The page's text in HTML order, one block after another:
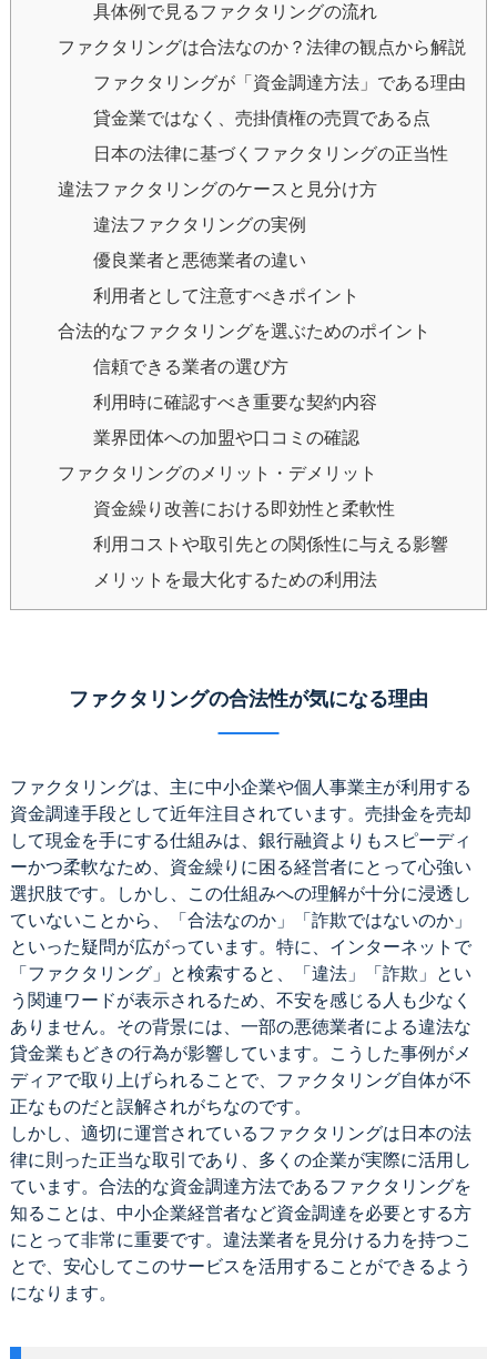
具体例で見るファクタリングの流れ
ファクタリングは合法なのか？法律の観点から解説
ファクタリングが「資金調達方法」である理由
貸金業ではなく、売掛債権の売買である点
日本の法律に基づくファクタリングの正当性
違法ファクタリングのケースと見分け方
違法ファクタリングの実例
優良業者と悪徳業者の違い
利用者として注意すべきポイント
合法的なファクタリングを選ぶためのポイント
信頼できる業者の選び方
利用時に確認すべき重要な契約内容
業界団体への加盟や口コミの確認
ファクタリングのメリット・デメリット
資金繰り改善における即効性と柔軟性
利用コストや取引先との関係性に与える影響
メリットを最大化するための利用法
ファクタリングの合法性が気になる理由
ファクタリングは、主に中小企業や個人事業主が利用する
資金調達手段として近年注目されています。売掛金を売却
して現金を手にする仕組みは、銀行融資よりもスピーディ
ーかつ柔軟なため、資金繰りに困る経営者にとって心強い
選択肢です。しかし、この仕組みへの理解が十分に浸透し
ていないことから、「合法なのか」「詐欺ではないのか」
といった疑問が広がっています。特に、インターネットで
「ファクタリング」と検索すると、「違法」「詐欺」とい
う関連ワードが表示されるため、不安を感じる人も少なく
ありません。その背景には、一部の悪徳業者による違法な
貸金業もどきの行為が影響しています。こうした事例がメ
ディアで取り上げられることで、ファクタリング自体が不
正なものだと誤解されがちなのです。
しかし、適切に運営されているファクタリングは日本の法
律に則った正当な取引であり、多くの企業が実際に活用し
ています。合法的な資金調達方法であるファクタリングを
知ることは、中小企業経営者など資金調達を必要とする方
にとって非常に重要です。違法業者を見分ける力を持つこ
とで、安心してこのサービスを活用することができるよう
になります。